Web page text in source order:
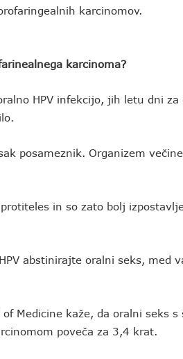
karcinomov.
karcinoma?
HPV infekcijo, jih letu dni za
posameznik. Organizem
in so zato bolj
abstinirajte oralni seks, med
Medicine kaže, da oralni seks s
poveča za 3,4 krat.